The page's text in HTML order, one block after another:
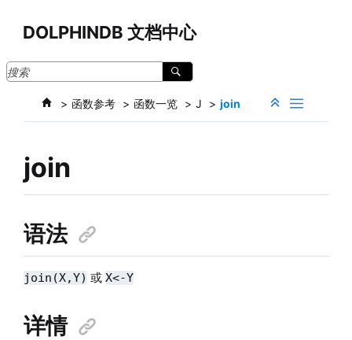
DOLPHINDB 文档中心
函数参考 函数一览 J join
join
语法
join(X,Y) 或 X<-Y
详情